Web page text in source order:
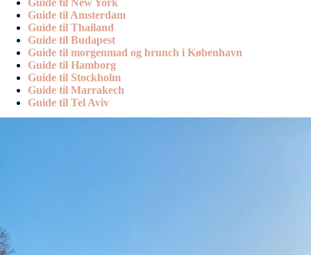
Guide til Amsterdam
Guide til Thailand
Guide til Budapest
Guide til morgenmad og brunch i København
Guide til Hamborg
Guide til Stockholm
Guide til Marrakech
Guide til Tel Aviv